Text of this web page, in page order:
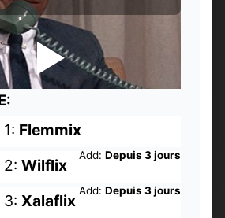
Flemmix
Add: Depuis 3 jours
2: Wilflix
Add: Depuis 3 jours
3: Xalaflix